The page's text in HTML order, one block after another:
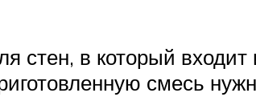
стен, в который
смесь